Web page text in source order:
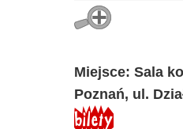
Miejsce: Sala
Poznań, ul.